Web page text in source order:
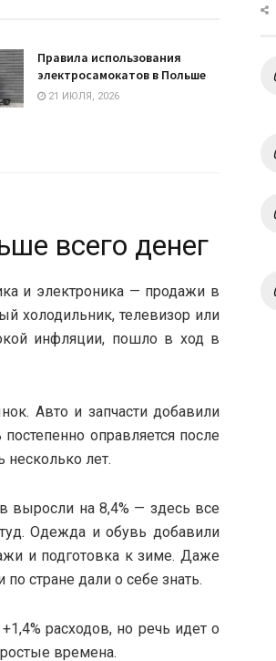
Правила использования
электросамокатов в Польше
21 ИЮЛЯ, 2026
всего денег
и электроника — продажи в
холодильник, телевизор или
инфляции, пошло в ход в
Авто и запчасти добавили
оправляется после
несколько лет.
выросли на 8,4% — здесь все
Одежда и обувь добавили
и подготовка к зиме. Даже
стране дали о себе знать.
расходов, но речь идет о
времена.